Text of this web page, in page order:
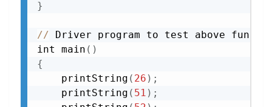
}
// Driver program to test above
int main ( )
{
    printString
( 26 ) ;
    printString
( 51 ) ;